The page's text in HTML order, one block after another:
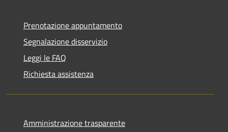
Prenotazione appuntamento
Segnalazione disservizio
Leggi le FAQ
Richiesta assistenza
Amministrazione trasparente